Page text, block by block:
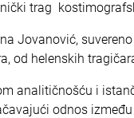
trag
Jovanović,
od helenskih
analitičnošću i
odnos